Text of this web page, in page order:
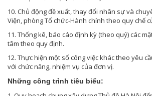
10. Chủ động đề xuất, thay đổi nhân sự và
Viện, phòng Tổ chức-Hành chính theo quy chế
11. Thống kê, báo cáo định kỳ (theo quý) các
tâm theo quy định.
12. Thực hiện một số công việc khác theo yêu
với chức năng, nhiệm vụ của đơn vị.
Những công trình tiêu biểu: